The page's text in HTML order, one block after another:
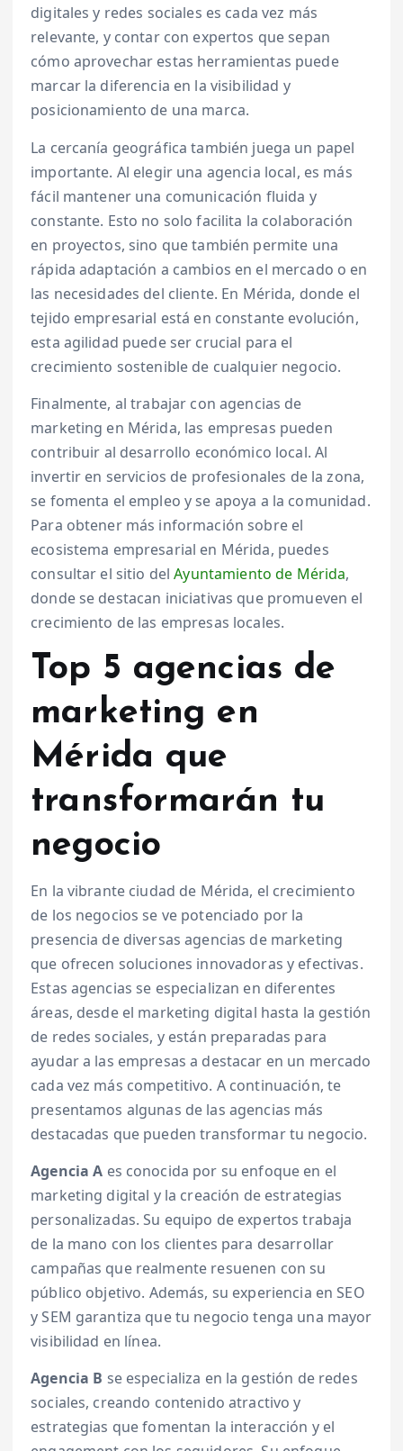
digitales y redes sociales es cada vez más
relevante, y contar con expertos que sepan
cómo aprovechar estas herramientas puede
marcar la diferencia en la visibilidad y
posicionamiento de una marca.
La cercanía geográfica también juega un papel
importante. Al elegir una agencia local, es más
fácil mantener una comunicación fluida y
constante. Esto no solo facilita la colaboración
en proyectos, sino que también permite una
rápida adaptación a cambios en el mercado o en
las necesidades del cliente. En Mérida, donde el
tejido empresarial está en constante evolución,
esta agilidad puede ser crucial para el
crecimiento sostenible de cualquier negocio.
Finalmente, al trabajar con agencias de
marketing en Mérida, las empresas pueden
contribuir al desarrollo económico local. Al
invertir en servicios de profesionales de la zona,
se fomenta el empleo y se apoya a la comunidad.
Para obtener más información sobre el
ecosistema empresarial en Mérida, puedes
consultar el sitio delAyuntamiento de Mérida,
donde se destacan iniciativas que promueven el
crecimiento de las empresas locales.
Top 5 agencias de
marketing en
Mérida que
transformarán tu
negocio
En la vibrante ciudad de Mérida, el crecimiento
de los negocios se ve potenciado por la
presencia de diversas agencias de marketing
que ofrecen soluciones innovadoras y efectivas.
Estas agencias se especializan en diferentes
áreas, desde el marketing digital hasta la gestión
de redes sociales, y están preparadas para
ayudar a las empresas a destacar en un mercado
cada vez más competitivo. A continuación, te
presentamos algunas de las agencias más
destacadas que pueden transformar tu negocio.
Agencia A es conocida por su enfoque en el
marketing digital y la creación de estrategias
personalizadas. Su equipo de expertos trabaja
de la mano con los clientes para desarrollar
campañas que realmente resuenen con su
público objetivo. Además, su experiencia en SEO
y SEM garantiza que tu negocio tenga una mayor
visibilidad en línea.
Agencia B se especializa en la gestión de redes
sociales, creando contenido atractivo y
estrategias que fomentan la interacción y el